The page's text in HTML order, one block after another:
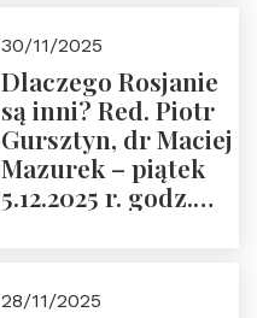
zwiedzanie
Muzeum Żołnierzy
Wyklętych i
Więźniów
Politycznych PRL o
godz. 16:00 – 19
30/11/2025
Dlaczego Rosjanie
są inni? Red. Piotr
Gursztyn, dr Maciej
Mazurek – piątek
5.12.2025 r. godz.
28/11/2025